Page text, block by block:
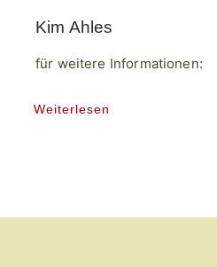
Kim Ahles
für weitere Informationen:
Weiterlesen